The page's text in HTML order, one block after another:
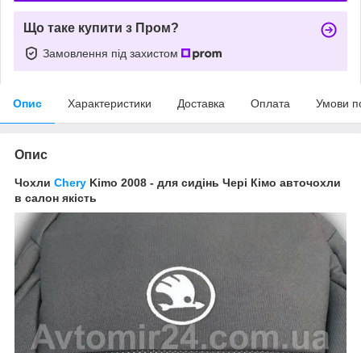
Що таке купити з Пром?
Замовлення під захистом
Опис Характеристики Доставка Оплата Умови
Опис
Чохли Chery Kimo 2008 - для сидінь Чері Кімо авточохли
в салон якість